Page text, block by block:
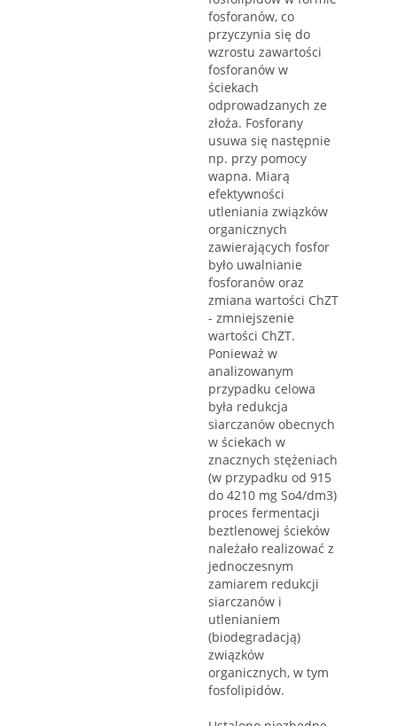
fosforanów, co
przyczynia się do
wzrostu zawartości
fosforanów w
ściekach
odprowadzanych ze
złoża. Fosforany
usuwa się następnie
np. przy pomocy
wapna. Miarą
efektywności
utleniania związków
organicznych
zawierających fosfor
było uwalnianie
fosforanów oraz
zmiana wartości ChZT
- zmniejszenie
wartości ChZT.
Ponieważ w
analizowanym
przypadku celowa
była redukcja
siarczanów obecnych
w ściekach w
znacznych stężeniach
(w przypadku od 915
do 4210 mg So4/dm3)
proces fermentacji
beztlenowej ścieków
należało realizować z
jednoczesnym
zamiarem redukcji
siarczanów i
utlenianiem
(biodegradacją)
związków
organicznych, w tym
fosfolipidów.